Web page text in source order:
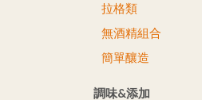
拉格類
無酒精組合
簡單釀造
調味&添加